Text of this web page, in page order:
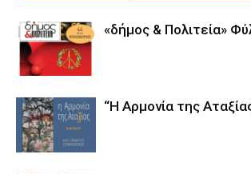
«δήμος & Πολιτεία»
“Η Αρμονία της